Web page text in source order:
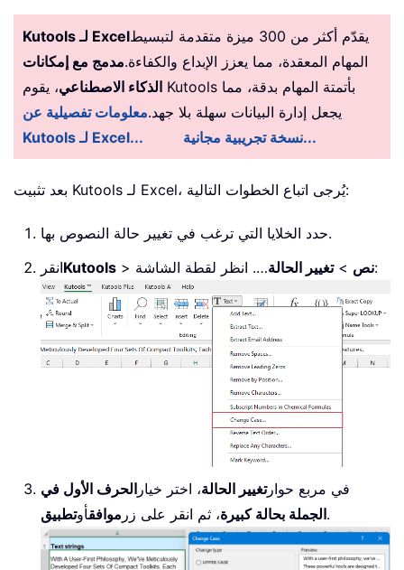
Kutools لـ Excelيقدّم أكثر من 300 ميزة متقدمة لتبسيط
المهام المعقدة، مما يعزز الإبداع والكفاءة.مدمج مع إمكانات
الذكاء الاصطناعي، يقوم Kutools بأتمتة المهام بدقة، مما
يجعل إدارة البيانات سهلة بلا جهد.معلومات تفصيلية عن
Kutools لـ Excel...
نسخة تجريبية مجانية...
بعد تثبيت Kutools لـ Excel، يُرجى اتباع الخطوات التالية:
حدد الخلايا التي ترغب في تغيير حالة النصوص بها.
انقرKutools > نص >تغيير الحالة …. انظر لقطة الشاشة:
في مربع حوارتغيير الحالة، اختر خيار الحرف الأول في
الجملة بحالة كبيرة، ثم انقر على زر موافقأوتطبيق .